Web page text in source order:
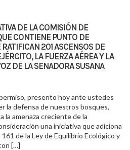
DE LA COMISIÓN DE
CONTIENE PUNTO DE
201 ASCENSOS DE
LA FUERZA AÉREA Y LA
DE LA SENADORA SUSANA
presento hoy ante ustedes
la defensa de nuestros bosques,
la amenaza creciente de la
una iniciativa que adiciona
de la Ley de Equilibrio Ecológico y
[…]